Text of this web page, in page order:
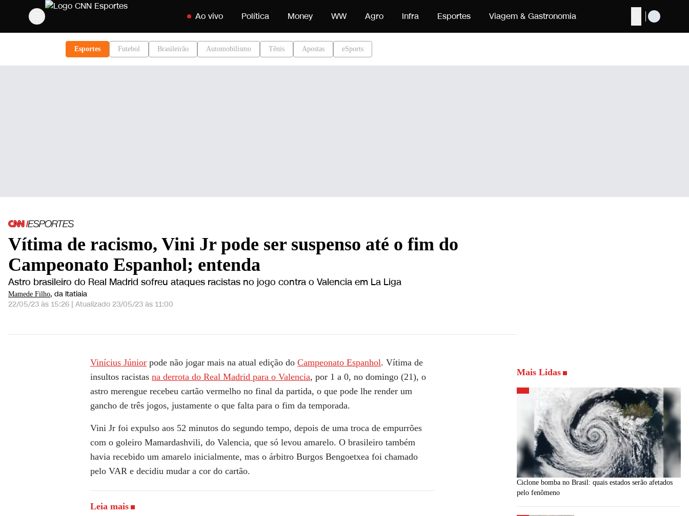
Buscar
Pular para o conteúdo
Ao vivo Política Money WW Agro Infra Esportes Viagem & Gastronomia
Esportes Futebol Brasileirão Automobilismo Tênis Apostas eSports
Vítima de racismo, Vini Jr pode ser suspenso até o fim do
Campeonato Espanhol; entenda
Astro brasileiro do Real Madrid sofreu ataques racistas no jogo contra o Valencia em La Liga
Mamede Filho, da Itatiaia
22/05/23 às 15:26 | Atualizado 23/05/23 às 11:00
Vítima de racismo, Vini Jr pode ser suspenso até o fim do Campeonato Espanhol | LIVE CNN
Vinícius Júnior pode não jogar mais na atual edição do Campeonato Espanhol. Vítima de
insultos racistas na derrota do Real Madrid para o Valencia, por 1 a 0, no domingo (21), o
astro merengue recebeu cartão vermelho no final da partida, o que pode lhe render um
gancho de três jogos, justamente o que falta para o fim da temporada.
Vini Jr foi expulso aos 52 minutos do segundo tempo, depois de uma troca de empurrões
com o goleiro Mamardashvili, do Valencia, que só levou amarelo. O brasileiro também
havia recebido um amarelo inicialmente, mas o árbitro Burgos Bengoetxea foi chamado
pelo VAR e decidiu mudar a cor do cartão.
Leia mais
Mais Lidas
Ciclone bomba no Brasil: quais estados serão afetados
pelo fenômeno